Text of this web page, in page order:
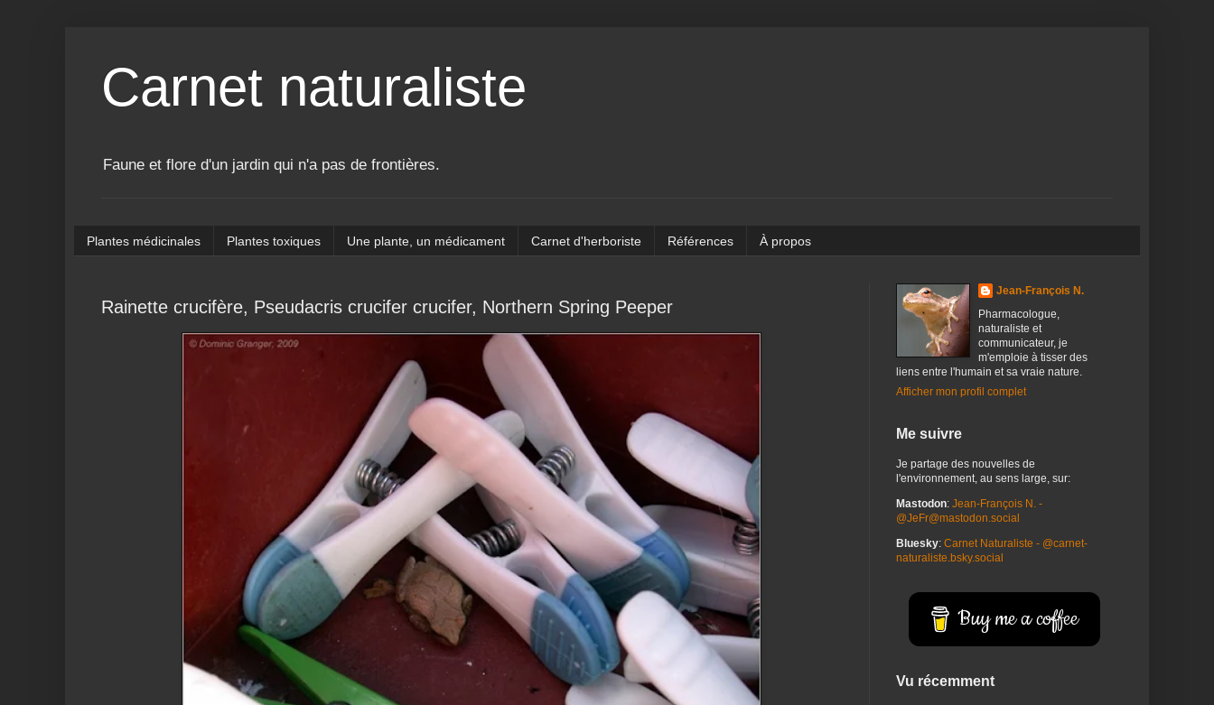
Carnet naturaliste
Faune et flore d'un jardin qui n'a pas de frontières.
Plantes médicinales Plantes toxiques Une plante, un médicament Carnet d'herboriste Références À propos
Rainette crucifère, Pseudacris crucifer crucifer, Northern Spring Peeper
Jean-François N.
Pharmacologue,
naturaliste et
communicateur, je
m'emploie à tisser des
liens entre l'humain et sa vraie nature.
Afficher mon profil complet
Me suivre
Je partage des nouvelles de
l'environnement, au sens large, sur:
Mastodon: Jean-François N. -
@JeFr@mastodon.social
Bluesky: Carnet Naturaliste - @carnet-
naturaliste.bsky.social
Buy me a coffee
Vu récemment